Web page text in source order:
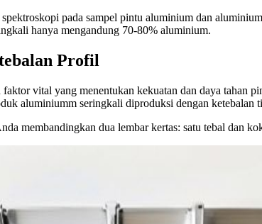
pada sampel pintu aluminium dan
hanya mengandung 70-80% aluminium.
Profil
vital yang menentukan kekuatan dan daya tahan
aluminiumm seringkali diproduksi dengan ketebalan
membandingkan dua lembar kertas: satu tebal dan